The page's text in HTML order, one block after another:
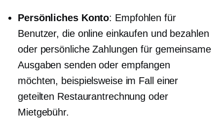
Persönliches Konto: Empfohlen für
Benutzer, die online einkaufen und bezahlen
oder persönliche Zahlungen für gemeinsame
Ausgaben senden oder empfangen
möchten, beispielsweise im Fall einer
geteilten Restaurantrechnung oder
Mietgebühr.